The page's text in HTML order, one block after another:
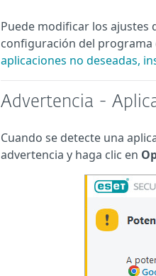
Puede modificar los ajustes
configuración del
aplicaciones no deseadas,
Advertencia -
Cuando se detecte una
advertencia y haga clic en